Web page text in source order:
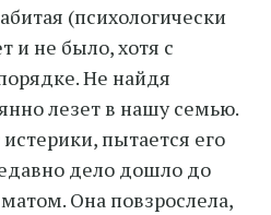
(психологически
и не было, хотя с
Не найдя
лезет в нашу семью.
пытается его
дело дошло до
Она повзрослела,